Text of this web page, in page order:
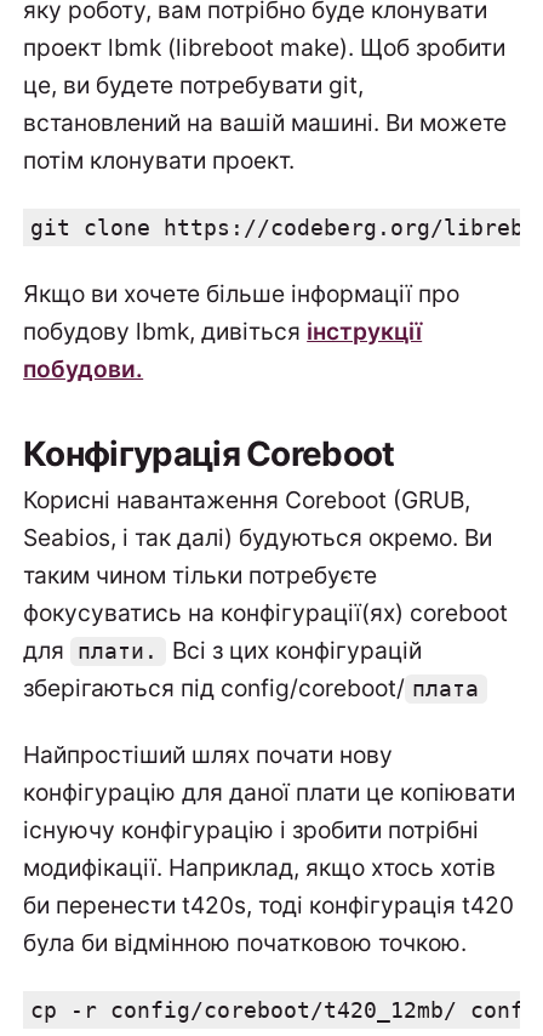
яку роботу, вам потрібно буде клонувати
проект lbmk (libreboot make). Щоб зробити
це, ви будете потребувати git,
встановлений на вашій машині. Ви можете
потім клонувати проект.
git clone https://codeberg.org/
Якщо ви хочете більше інформації про
побудову lbmk, дивіться інструкції
побудови.
Конфігурація Coreboot
Корисні навантаження Coreboot (GRUB,
Seabios, і так далі) будуються окремо. Ви
таким чином тільки потребуєте
фокусуватись на конфігурації(ях) coreboot
для
плати.
Всі з цих конфігурацій
зберігаються під config/coreboot/ плата
Найпростіший шлях почати нову
конфігурацію для даної плати це копіювати
існуючу конфігурацію і зробити потрібні
модифікації. Наприклад, якщо хтось хотів
би перенести t420s, тоді конфігурація t420
була би відмінною початковою точкою.
cp -r config/coreboot/t420_12mb/